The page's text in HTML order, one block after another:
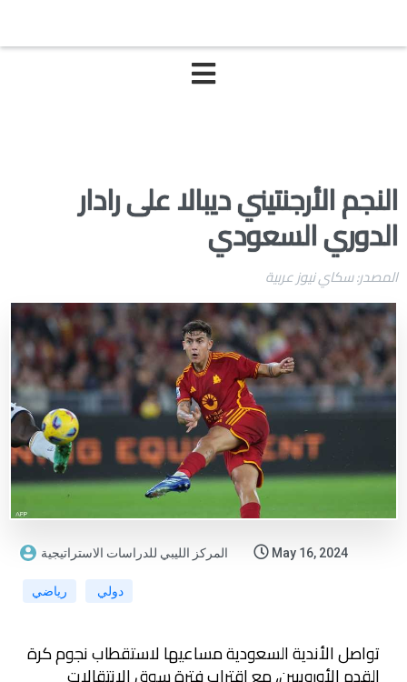
النجم الأرجنتيني ديبالا على رادار
الدوري السعودي
المصدر: سكاي نيوز عربية
المركز الليبي للدراسات الاستراتيجية May 16, 2024
دولي رياضي
تواصل الأندية السعودية مساعيها لاستقطاب نجوم كرة